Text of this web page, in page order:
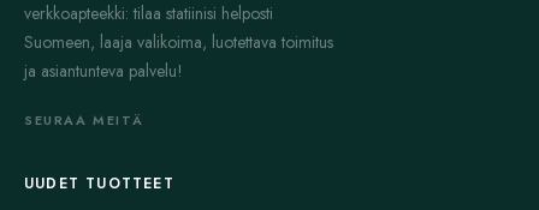
verkkoapteekki: tilaa statiinisi helposti
Suomeen, laaja valikoima, luotettava toimitus
ja asiantunteva palvelu!
SEURAA MEITÄ
UUDET TUOTTEET